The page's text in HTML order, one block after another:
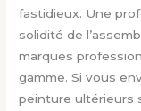
fastidieux. Une
solidité de
marques
gamme. Si vous
peinture ultérieurs